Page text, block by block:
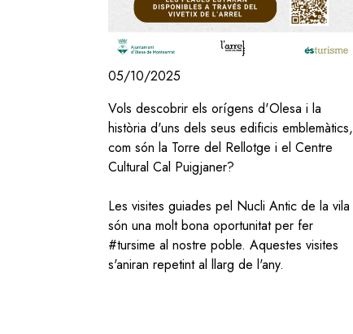
05/10/2025
Vols descobrir els orígens d'Olesa i la
història d'uns dels seus edificis emblemàtics,
com són la Torre del Rellotge i el Centre
Cultural Cal Puigjaner?
Les visites guiades pel Nucli Antic de la vila
són una molt bona oportunitat per fer
#tursime al nostre poble. Aquestes visites
s'aniran repetint al llarg de l'any.